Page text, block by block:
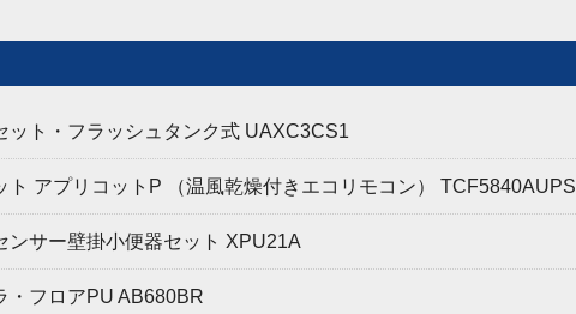
ット・フラッシュタンク式 UAXC3CS1
ト アプリコットP （温風乾燥付きエコリモコン） TCF5840AUPS
ンサー壁掛小便器セット XPU21A
・フロアPU AB680BR